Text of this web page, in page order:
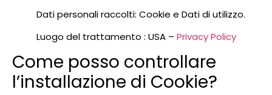
Dati personali raccolti: Cookie e Dati di utilizzo.
Luogo del trattamento : USA – Privacy Policy
Come posso controllare
l’installazione di Cookie?